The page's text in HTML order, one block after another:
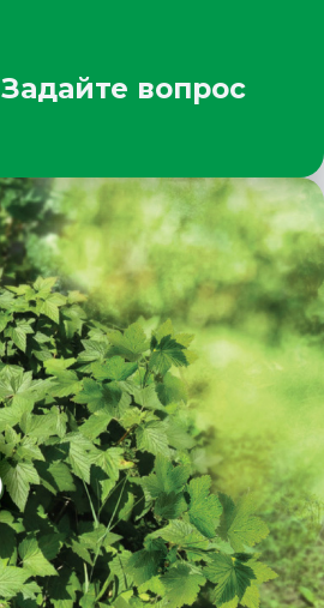
Задайте вопрос